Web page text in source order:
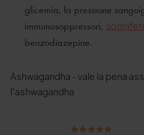
glicemia, la pressione
immunosoppressori, sonniferi
benzodiazepine.
Ashwagandha - vale la pena
l'ashwagandha